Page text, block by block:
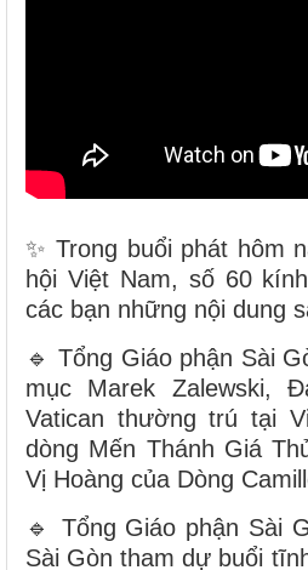
✨ Trong buổi phát hôm
hội Việt Nam, số 60
các bạn những nội dung
🔹 Tổng Giáo phận Sài
mục Marek Zalewski,
Vatican thường trú tại
dòng Mến Thánh Giá
Vị Hoàng của Dòng
🔹 Tổng Giáo phận Sài
Sài Gòn tham dự buổi